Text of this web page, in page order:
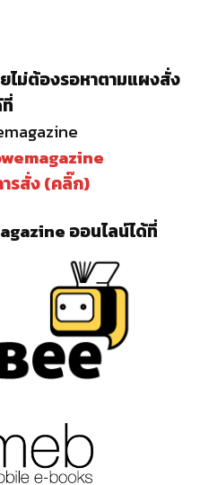
ไม่ต้องรอหาตามแผงสั่ง
รสั่ง (คลิ๊ก)
ออนไลน์ได้ที่